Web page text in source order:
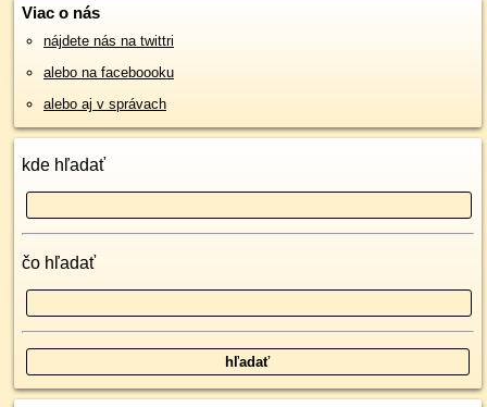
Viac o nás
nájdete nás na twittri
alebo na faceboooku
alebo aj v správach
kde hľadať
čo hľadať